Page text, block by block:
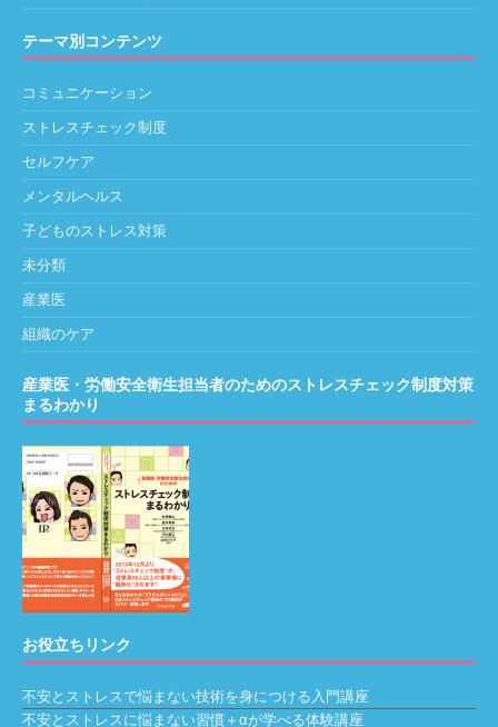
テーマ別コンテンツ
コミュニケーション
ストレスチェック制度
セルフケア
メンタルヘルス
子どものストレス対策
未分類
産業医
組織のケア
産業医・労働安全衛生担当者のためのストレスチェック制度対策
まるわかり
お役立ちリンク
不安とストレスで悩まない技術を身につける入門講座
不安とストレスに悩まない習慣＋αが学べる体験講座